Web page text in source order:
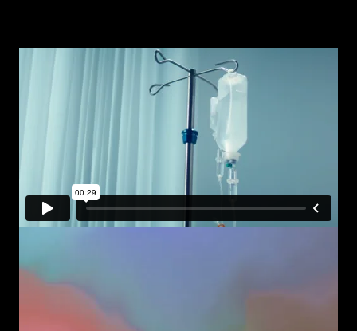
unser Leben.» macht Interpharma den Beitrag
medizinischer Forschung für die
Gesundheitsversorgung, den
gesellschaftlichen Fortschritt und den
Wirtschaftsstandort Schweiz sichtbar.
Im Zentrum der Kampagne stehen echte
menschliche Momente. Situationen, in denen
medizinischer Fortschritt nicht abstrakt wirkt,
sondern unmittelbar spürbar wird. Die
Bildwelten, ruhigen Filmsequenzen und
pointierten Botschaften, die zeigen, wie eng
medizinische Innovation mit Lebensqualität,
Hoffnung und Zukunftsperspektiven